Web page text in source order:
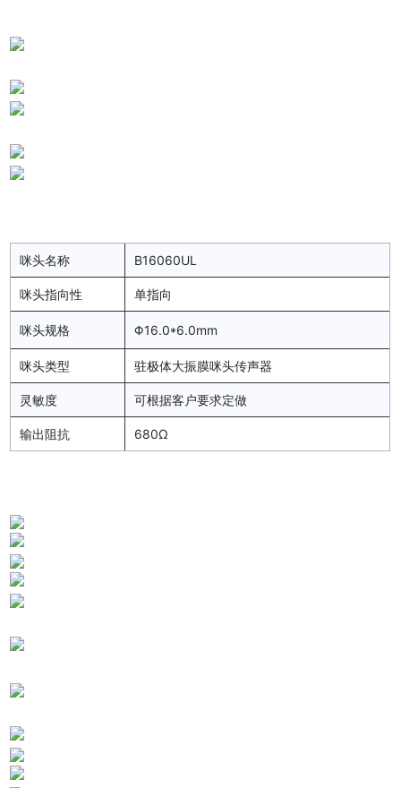
咪头名称 B16060UL
咪头指向性 单指向
咪头规格 Φ16.0*6.0mm
咪头类型 驻极体大振膜咪头传声器
灵敏度 可根据客户要求定做
输出阻抗 680Ω